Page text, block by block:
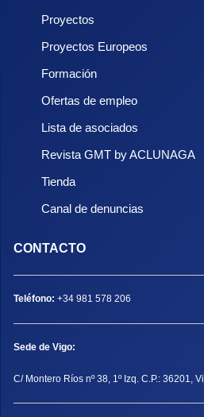
Proyectos
Proyectos Europeos
Formación
Ofertas de empleo
Lista de asociados
Revista GMT by ACLUNAGA
Tienda
Canal de denuncias
CONTACTO
Teléfono: +34 981 578 206
Sede de Vigo:
C/ Montero Ríos nº 38, 1º Izq. C.P.: 36201,